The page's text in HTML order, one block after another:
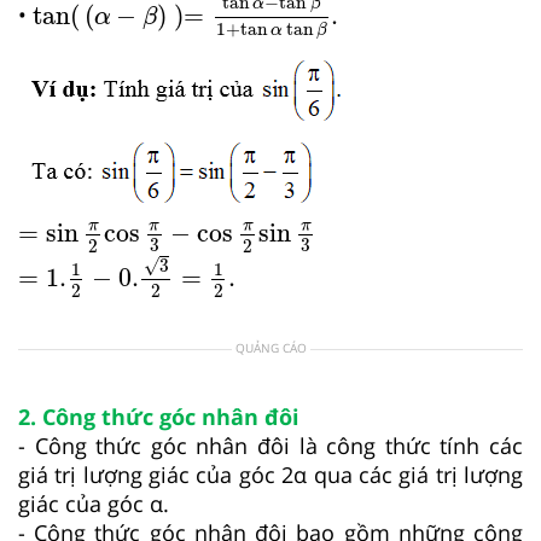
• tan( (α − β) )= α β
1+tanα tan β .
= sin π
2 cos π
3 − cos π
2 sin π
3
sinπ 2 cos π cos π2sinπ
= 1. 1
2
− 0. √3
2
=
1
2 .
2 − 2=
QUẢNG CÁO
2. Công thức góc nhân đôi
- Công thức góc nhân đôi là công thức tính các
giá trị lượng giác của góc 2α qua các giá trị lượng
giác của góc α.
- Công thức góc nhân đôi bao gồm những công